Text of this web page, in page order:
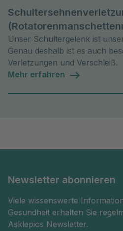
Unser Schultergelenk ist
Genau deshalb ist es auch
Verletzungen und Verschleiß.
Mehr erfahren
Newsletter abonnieren
Viele wissenswerte
Gesundheit erhalten Sie
Asklepios Newsletter.